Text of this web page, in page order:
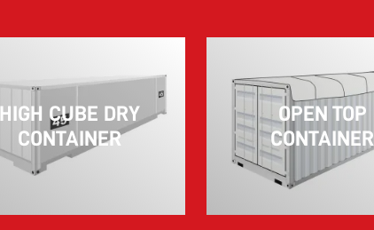
HIGH CUBE DRY
CONTAINER
OPEN TOP
CONTAINER